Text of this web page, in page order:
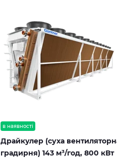
в наявності
Драйкулер (суха
градирня) 143 м³/год, 800 кВт